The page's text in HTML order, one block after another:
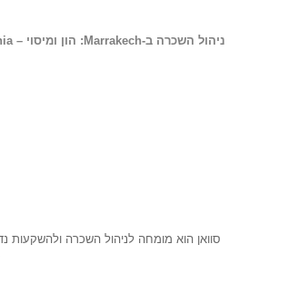
ניהול השכרה ב-Marrakech: הון ומיסוי – Armonia